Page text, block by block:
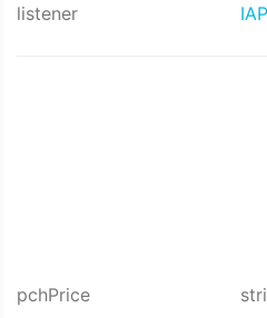
listener
pchPrice